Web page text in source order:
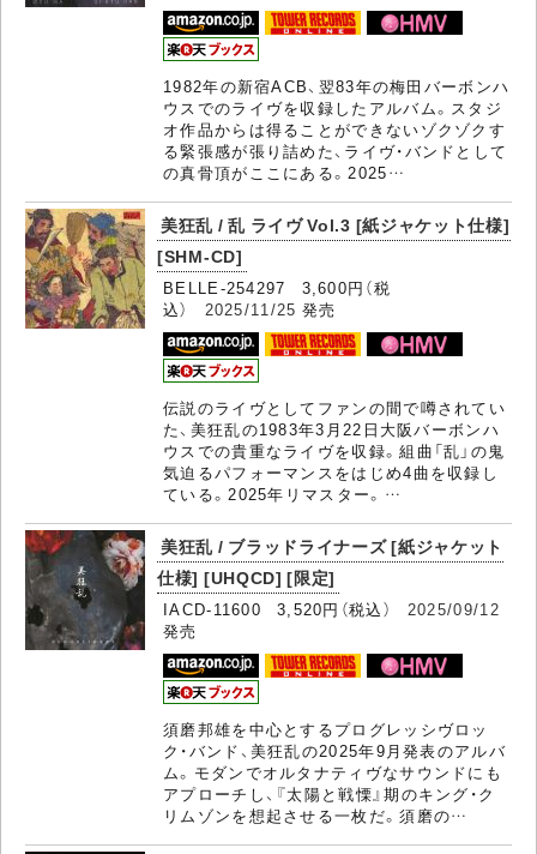
1982年の新宿ACB、翌83年の梅田バーボンハ
ウスでのライヴを収録したアルバム。スタジ
オ作品からは得ることができないゾクゾクす
る緊張感が張り詰めた、ライヴ・バンドとして
の真骨頂がここにある。2025…
美狂乱 / 乱 ライヴ Vol.3 [紙ジャケット仕様]
[SHM-CD]
BELLE-254297 3,600円（税
込） 2025/11/25 発売
伝説のライヴとしてファンの間で噂されてい
た、美狂乱の1983年3月22日大阪バーボンハ
ウスでの貴重なライヴを収録。組曲「乱」の鬼
気迫るパフォーマンスをはじめ4曲を収録し
ている。2025年リマスター。…
美狂乱 / ブラッドライナーズ [紙ジャケット
仕様] [UHQCD] [限定]
IACD-11600 3,520円（税込） 2025/09/12
発売
須磨邦雄を中心とするプログレッシヴロッ
ク・バンド、美狂乱の2025年9月発表のアルバ
ム。モダンでオルタナティヴなサウンドにも
アプローチし、『太陽と戦慄』期のキング・ク
リムゾンを想起させる一枚だ。須磨の…